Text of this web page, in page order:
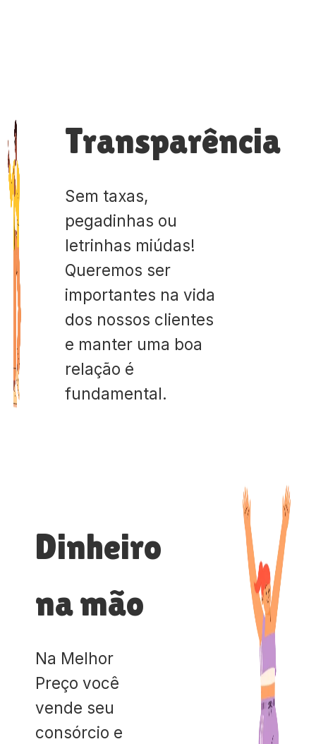
Transparência
Sem taxas,
pegadinhas ou
letrinhas miúdas!
Queremos ser
importantes na vida
dos nossos clientes
e manter uma boa
relação é
fundamental.
Dinheiro
na mão
Na Melhor
Preço você
vende seu
consórcio e